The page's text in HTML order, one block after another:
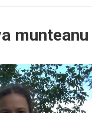
munteanu